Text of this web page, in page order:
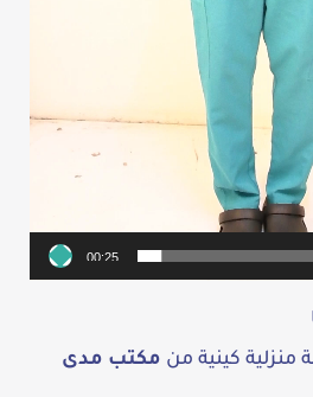
00:25
مكتب مدى